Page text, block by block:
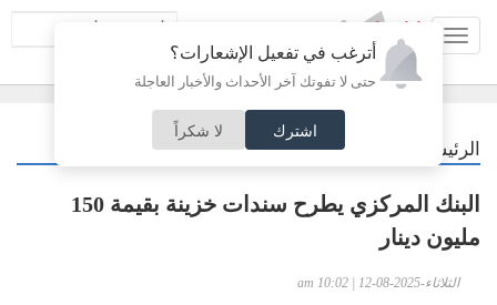
أترغب في تفعيل الإشعارات؟
حتى لا تفوتك آخر الأحداث والأخبار العاجلة
اشترك لا شكراً
الرئيسية
البنك المركزي يطرح سندات خزينة بقيمة 150
مليون دينار
الثلاثاء-2025-08-12 | 10:02 am